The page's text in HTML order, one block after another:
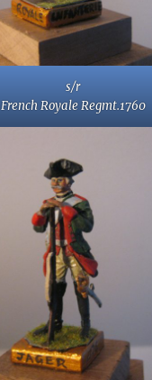
s/r
French Royale Regmt.1760